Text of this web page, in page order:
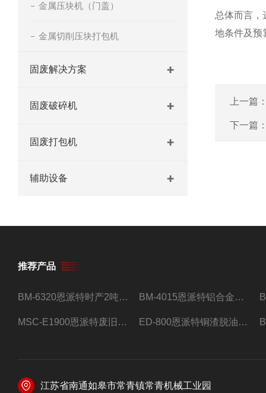
金属压块机（门盖）
金属切削压块打包机
固废解决方案
固废破碎机
固废打包机
辅助设备
总体而言，
地条件及预
上一篇
下一篇
推荐产品
BM-6320恩派特时产2吨合金钢屑压饼机 BM-4015恩派特铝合金屑压饼机 脱油效果好
MSC-E1900恩派特废旧锂电池极片破碎处理设备 ED-800恩派特铜渣脱油机废铜屑铝屑甩油机
江苏省南通如皋市常青镇常青机械工业园